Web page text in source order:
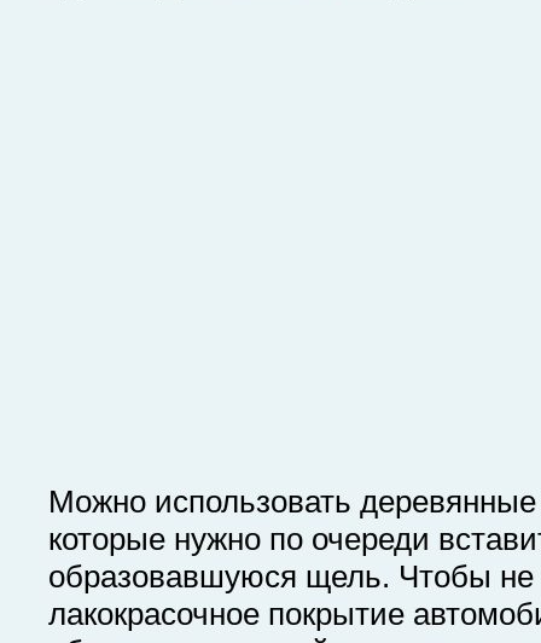
Можно использовать деревянные
которые нужно по очереди
образовавшуюся щель. Чтобы не
лакокрасочное покрытие